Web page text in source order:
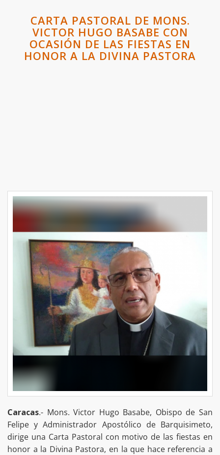
CARTA PASTORAL DE MONS.
VICTOR HUGO BASABE CON
OCASIÓN DE LAS FIESTAS EN
HONOR A LA DIVINA PASTORA
Caracas.- Mons. Victor Hugo Basabe, Obispo de San
Felipe y Administrador Apostólico de Barquisimeto,
dirige una Carta Pastoral con motivo de las fiestas en
honor a la Divina Pastora, en la que hace referencia a